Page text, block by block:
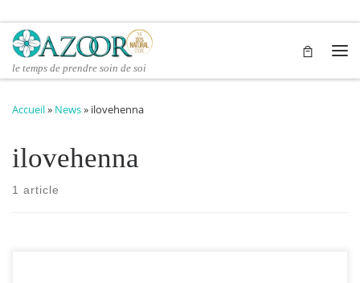
Passer au contenu
le temps de prendre soin de soi
Accueil» News» ilovehenna
ilovehenna
1 article